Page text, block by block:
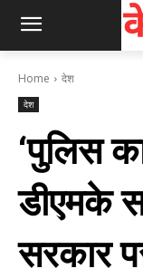
Home देश
देश
‘पुलिस
डीएमके
सरकार